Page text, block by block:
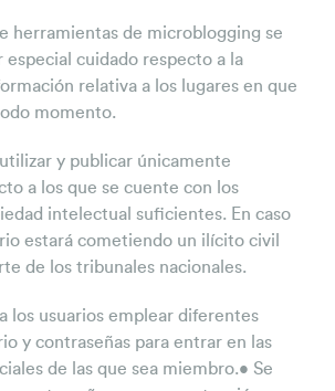
herramientas de microblogging se
cuidado respecto a la
relativa a los lugares en que
momento.
y publicar únicamente
a los que se cuente con los
intelectual suficientes. En caso
estará cometiendo un ilícito civil
de los tribunales nacionales.
los usuarios emplear diferentes
y contraseñas para entrar en las
de las que sea miembro.• Se